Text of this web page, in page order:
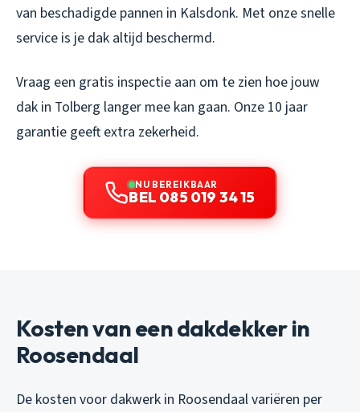
van beschadigde pannen in Kalsdonk. Met onze snelle
service is je dak altijd beschermd.
Vraag een gratis inspectie aan om te zien hoe jouw
dak in Tolberg langer mee kan gaan. Onze 10 jaar
garantie geeft extra zekerheid.
NU BEREIKBAAR
BEL 085 019 34 15
Kosten van een dakdekker in
Roosendaal
De kosten voor dakwerk in Roosendaal variëren per